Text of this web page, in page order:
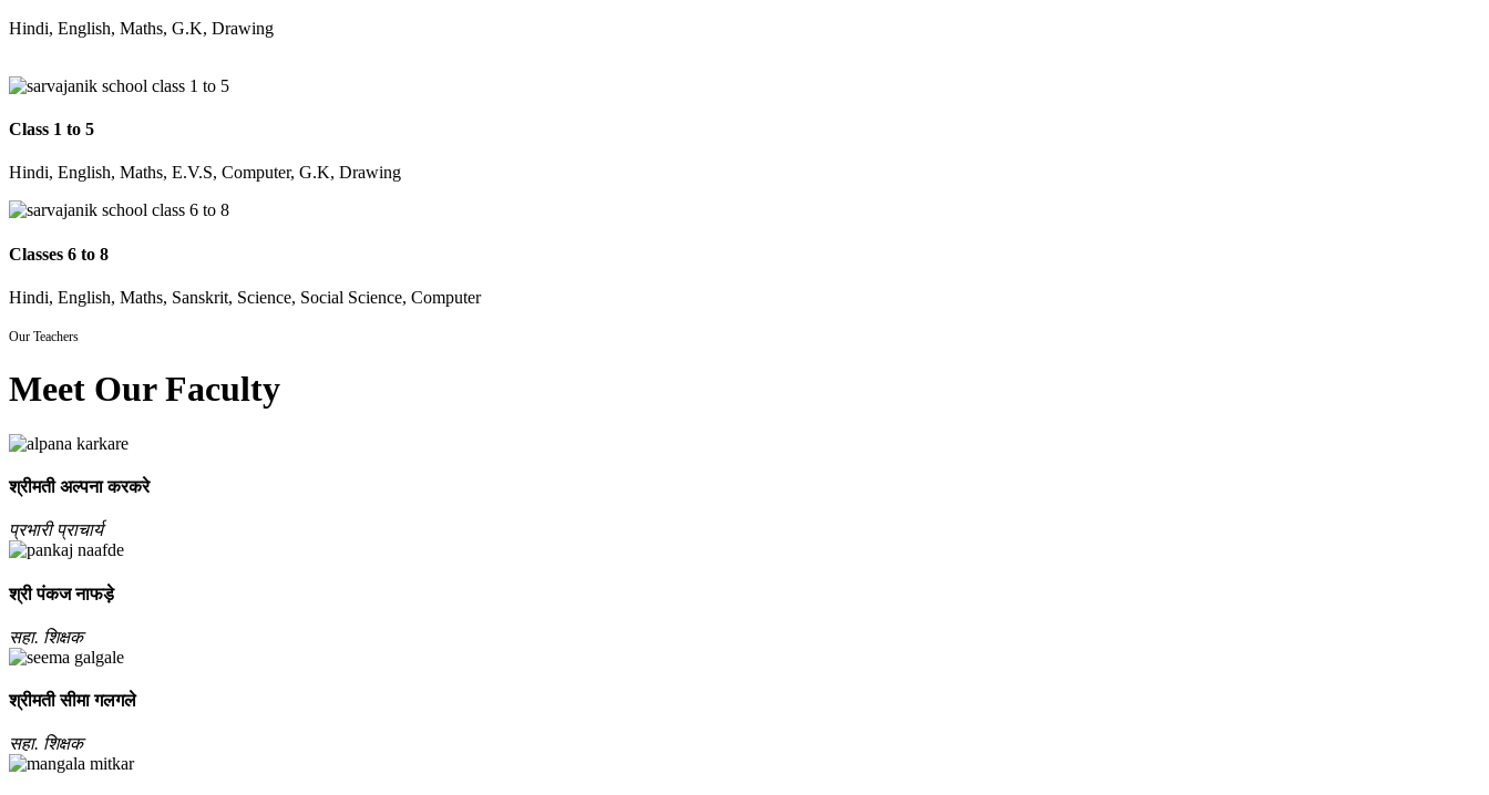
Hindi, English, Maths, G.K, Drawing
Class 1 to 5
Hindi, English, Maths, E.V.S, Computer, G.K, Drawing
Classes 6 to 8
Hindi, English, Maths, Sanskrit, Science, Social Science, Computer
Our Teachers
Meet Our Faculty
श्रीमती अल्‍पना करकरे
प्रभारी प्राचार्य
श्री पंकज नाफड़े
सहा. शिक्षक
श्रीमती सीमा गलगले
सहा. शिक्षक